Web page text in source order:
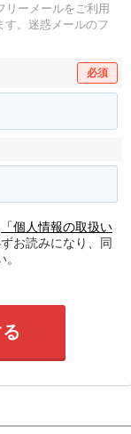
ーメールをご利用
。 迷惑メールのフ
必須
「個人情報の取扱い
お読みになり、同